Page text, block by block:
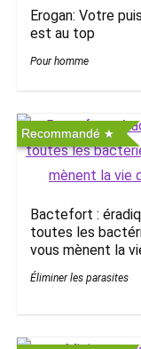
Erogan: Votre
est au top
Pour homme
Recommandé
Bactefort :
toutes les
vous mènent la
Éliminer les parasites